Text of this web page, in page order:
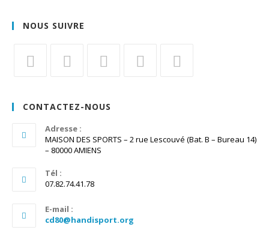
NOUS SUIVRE
un
un
nouvel
onglet
un
onglet
onglet
onglet
CONTACTEZ-NOUS
Adresse :
MAISON DES SPORTS – 2 rue Lescouvé (Bat. B – Bureau 14)
– 80000 AMIENS
Tél :
07.82.74.41.78
E-mail :
cd80@handisport.org